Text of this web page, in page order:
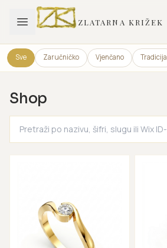
ZLATARNA KRIŽEK
Sve Zaručničko Vjenčano Tradicija
Shop